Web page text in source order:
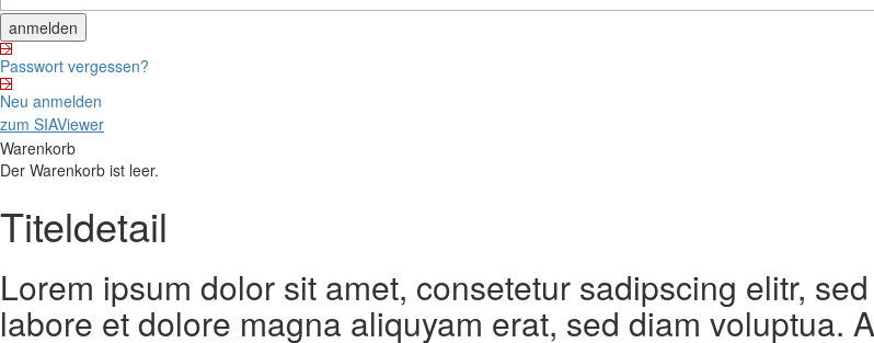
Passwort vergessen?
Neu anmelden
zum SIAViewer
Warenkorb
Der Warenkorb ist leer.
Titeldetail
Lorem ipsum dolor sit amet, consetetur sadipscing elitr,
labore et dolore magna aliquyam erat, sed diam voluptua.